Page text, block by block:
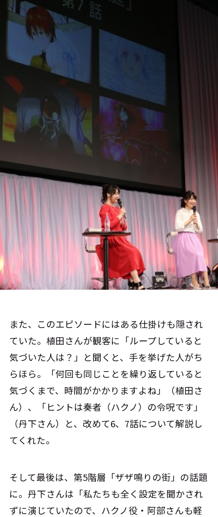
また、このエピソードにはある仕掛けも隠され
ていた。植田さんが観客に「ループしていると
気づいた人は？」と聞くと、手を挙げた人がち
らほら。「何回も同じことを繰り返していると
気づくまで、時間がかかりますよね」（植田さ
ん）、「ヒントは奏者（ハクノ）の令呪です」
（丹下さん）と、改めて6、7話について解説し
てくれた。
そして最後は、第5階層「ザザ鳴りの街」の話題
に。丹下さんは「私たちも全く設定を聞かされ
ずに演じていたので、ハクノ役・阿部さんも軽